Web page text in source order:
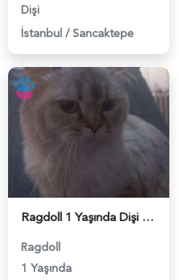
Dişi
İstanbul / Sancaktepe
Ragdoll 1 Yaşında Dişi Kızgınlıkta - 118983870
Ragdoll
1 Yaşında